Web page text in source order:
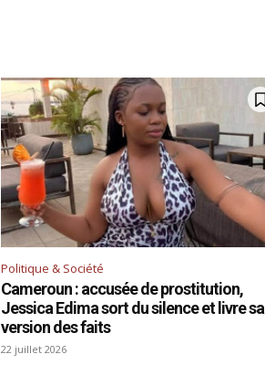
Politique & Société
Cameroun : accusée de prostitution,
Jessica Edima sort du silence et livre sa
version des faits
22 juillet 2026